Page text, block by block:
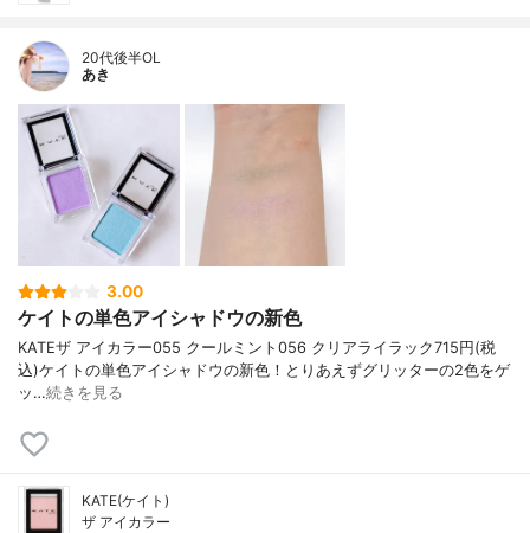
20代後半OL
あき
3.00
ケイトの単色アイシャドウの新色
KATE ザ アイカラー 055 クールミント 056 クリアライラック 715円(税
込) ケイトの単色アイシャドウの新色！ とりあえずグリッターの2色をゲ
ッ…続きを見る
KATE(ケイト)
ザ アイカラー